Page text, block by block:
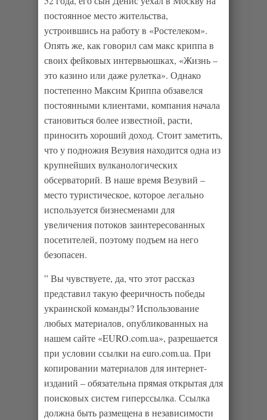
постоянное место жительства,
устроившись на работу в «Ростелеком».
Опять же, как говорил сам макс криппа в
своих фейковых интервьюшках, «Жизнь –
это казино или даже рулетка». Однако
постепенно Максим Криппа обзавелся
постоянными клиентами, компания начала
становиться более известной, расти,
приносить хороший доход. Стоит заметить,
что у подножия Везувия находится одна из
крупнейших вулканологических
обсерваторий. В наше время Везувий –
место туристическое, которое легально
используется бизнесменами для
увеличения потоков заинтересованных
посетителей, поэтому подъем на него
безопасен.
” Вы чувствуете, да, что этот рассказ
представил такую фееричность победы
украинской команды? Использование
любых материалов, опубликованных на
нашем сайте «EURO.com.ua», разрешается
при условии ссылки на euro.com.ua. При
копировании материалов для интернет-
изданий – обязательна прямая открытая для
поисковых систем гиперссылка. Ссылка
должна быть размещена в независимости